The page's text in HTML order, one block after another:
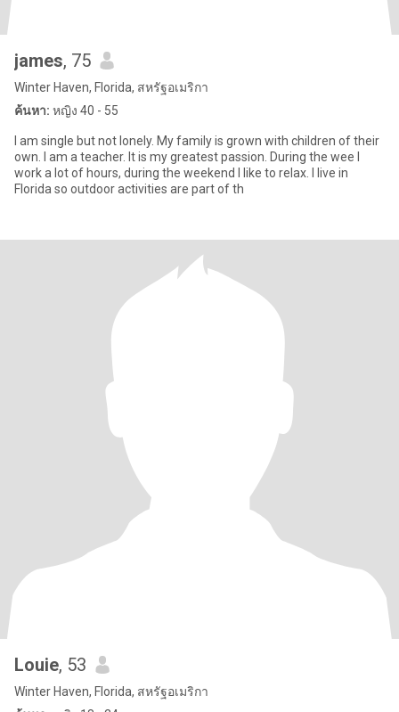
james, 75
Winter Haven, Florida, สหรัฐอเมริกา
ค้นหา: หญิง 40 - 55
I am single but not lonely. My family is grown with children of their
own. I am a teacher. It is my greatest passion. During the wee I
work a lot of hours, during the weekend I like to relax. I live in
Florida so outdoor activities are part of th
Louie, 53
Winter Haven, Florida, สหรัฐอเมริกา